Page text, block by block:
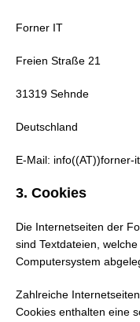
Forner IT
Freien Straße 21
31319 Sehnde
Deutschland
E-Mail: info((AT))forner-
3. Cookies
Die Internetseiten der
sind Textdateien,
Computersystem
Zahlreiche
Cookies enthalten eine